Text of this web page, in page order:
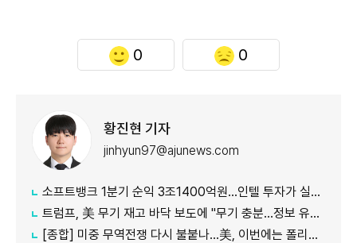
0 0
황진현 기자
jinhyun97@ajunews.com
소프트뱅크 1분기 순익 3조1400억원…인텔 투자가 실적 견인
트럼프, 美 무기 재고 바닥 보도에 "무기 충분…정보 유출자에 장기형"
[종합] 미중 무역전쟁 다시 불붙나…美, 이번에는 폴리실리콘 관세 15% 추진